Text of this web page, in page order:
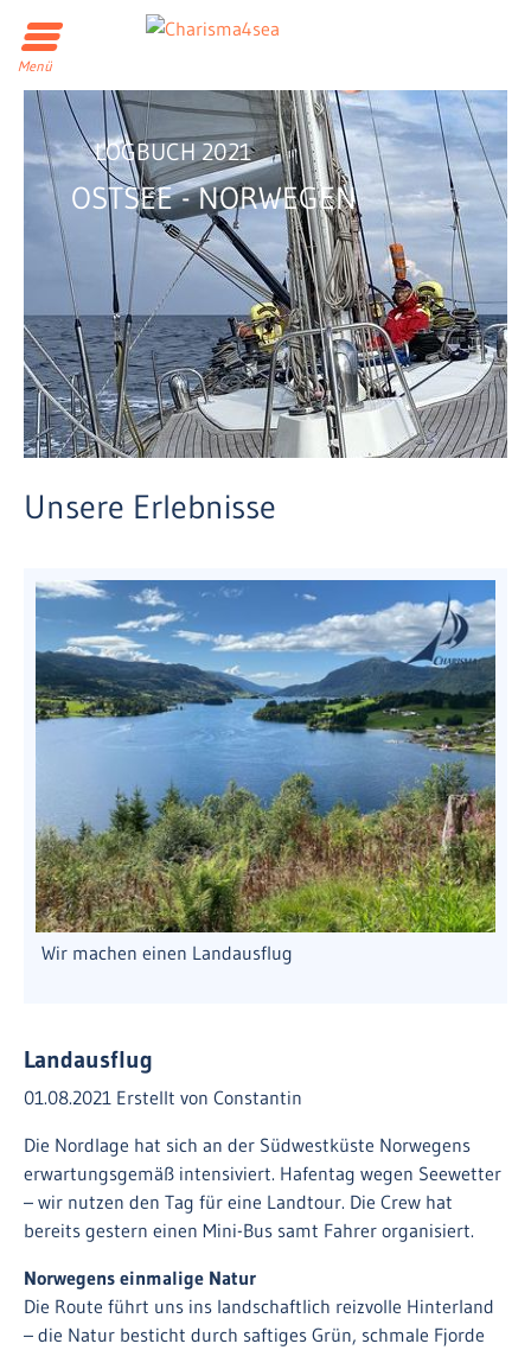
Menü
LOGBUCH 2021
OSTSEE - NORWEGEN
Unsere Erlebnisse
Wir machen einen Landausflug
Landausflug
01.08.2021 Erstellt von Constantin
Die Nordlage hat sich an der Südwestküste Norwegens
erwartungsgemäß intensiviert. Hafentag wegen Seewetter
– wir nutzen den Tag für eine Landtour. Die Crew hat
bereits gestern einen Mini-Bus samt Fahrer organisiert.
Norwegens einmalige Natur
Die Route führt uns ins landschaftlich reizvolle Hinterland
– die Natur besticht durch saftiges Grün, schmale Fjorde